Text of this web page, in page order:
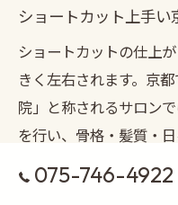
ショートカット上手
ショートカットの仕上
きく左右されます。京
院」と称されるサロン
を行い、骨格・髪質・
く確認します。
たとえば、「普段どん
075-746-4922